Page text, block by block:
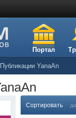
Портал
Публикации YanaAn
Сортировать